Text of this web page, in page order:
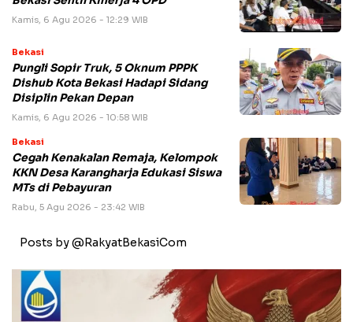
Kamis, 6 Agu 2026 - 12:29 WIB
Bekasi
Pungli Sopir Truk, 5 Oknum PPPK
Dishub Kota Bekasi Hadapi Sidang
Disiplin Pekan Depan
Kamis, 6 Agu 2026 - 10:58 WIB
Bekasi
Cegah Kenakalan Remaja, Kelompok
KKN Desa Karangharja Edukasi Siswa
MTs di Pebayuran
Rabu, 5 Agu 2026 - 23:42 WIB
Posts by @RakyatBekasiCom